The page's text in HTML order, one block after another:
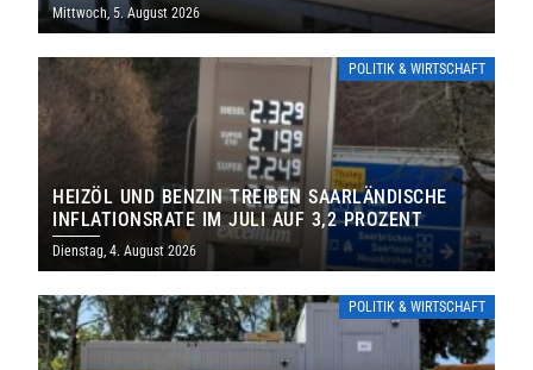
Mittwoch, 5. August 2026
POLITIK & WIRTSCHAFT
HEIZÖL UND BENZIN TREIBEN SAARLÄNDISCHE
INFLATIONSRATE IM JULI AUF 3,2 PROZENT
Dienstag, 4. August 2026
POLITIK & WIRTSCHAFT